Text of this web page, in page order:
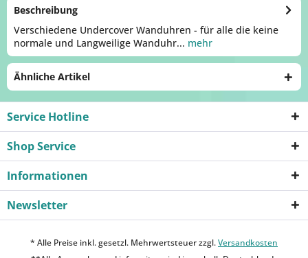
Beschreibung
Verschiedene Undercover Wanduhren - für alle die keine
normale und Langweilige Wanduhr... mehr
Ähnliche Artikel
Service Hotline
Shop Service
Informationen
Newsletter
* Alle Preise inkl. gesetzl. Mehrwertsteuer zzgl.Versandkosten